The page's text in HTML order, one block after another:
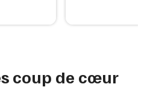
coup de cœur